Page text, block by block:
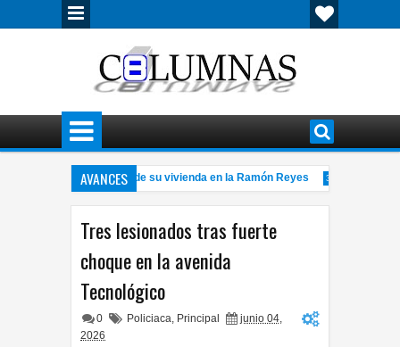
AVANCES
a hombre dentro de su vivienda en la Ramón Reyes 3:13 PM
Tres lesionados tras fuerte
choque en la avenida
Tecnológico
0 Policiaca, Principal
junio 04,
2026